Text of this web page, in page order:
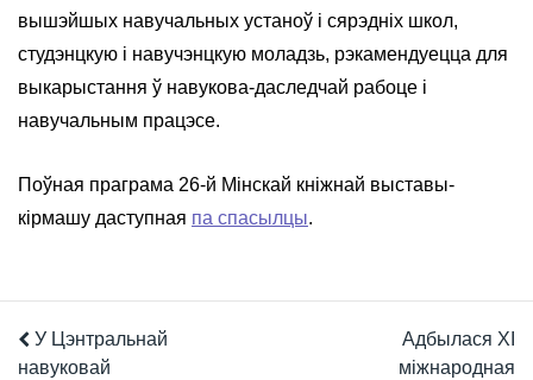
вышэйшых навучальных устаноў і сярэдніх школ,
студэнцкую і навучэнцкую моладзь, рэкамендуецца для
выкарыстання ў навукова-даследчай рабоце і
навучальным працэсе.
Поўная праграма 26-й Мінскай кніжнай выставы-
кірмашу даступная па спасылцы.
У Цэнтральнай
навуковай
Адбылася XI
міжнародная